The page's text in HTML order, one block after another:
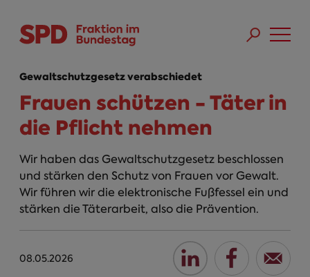
Gewaltschutzgesetz verabschiedet
Frauen schützen - Täter in
die Pflicht nehmen
Wir haben das Gewaltschutzgesetz beschlossen
und stärken den Schutz von Frauen vor Gewalt.
Wir führen wir die elektronische Fußfessel ein und
stärken die Täterarbeit, also die Prävention.
08.05.2026